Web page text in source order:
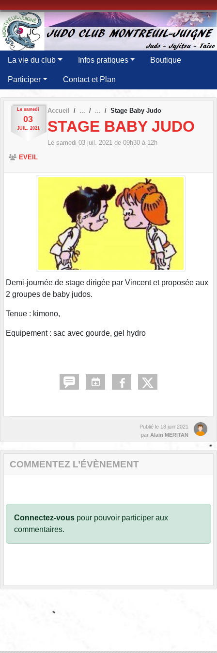
La vie du club Infos pratiques Boutique
Participer Contact et Plan
Le samedi
03
JUIL. 2021
Accueil Stage Baby Judo
STAGE BABY JUDO
Le samedi 03 juil. 2021 de 09h30 à 12h
EVEIL
Demi-journée de stage dirigée par Vincent et proposée aux
2 groupes de baby judos.
Tenue : kimono,
Equipement : sac avec gourde, gel hydro
Publié le 18 juin 2021
par Alain MERITAN
COMMENTEZ L’ÉVÈNEMENT
Connectez-vous pour pouvoir participer aux
commentaires.